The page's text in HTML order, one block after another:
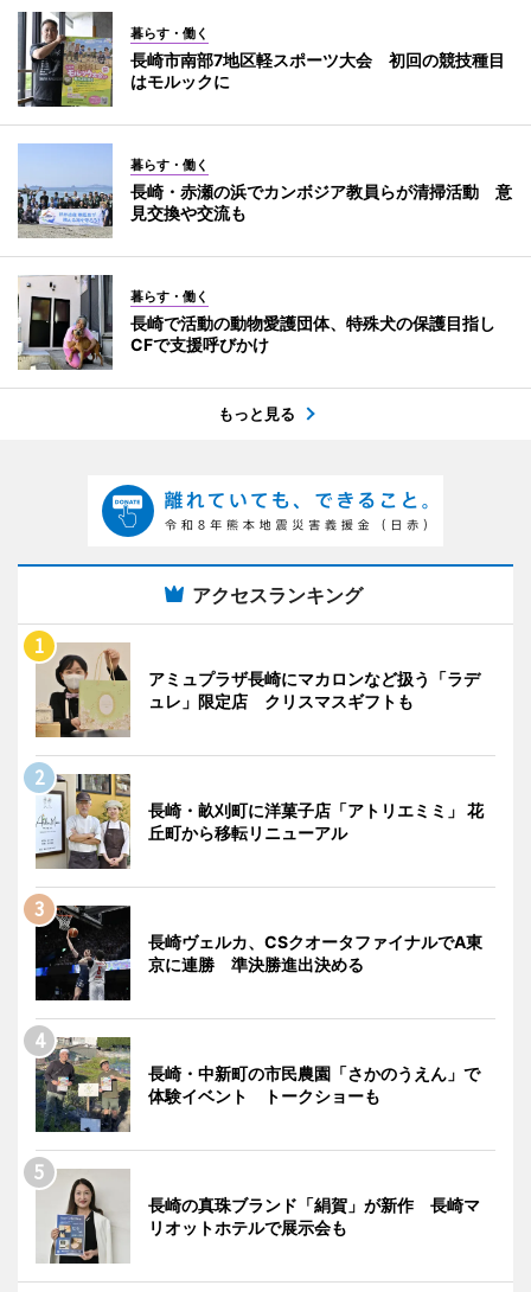
暮らす・働く
長崎市南部7地区軽スポーツ大会 初回の競技種目
はモルックに
暮らす・働く
長崎・赤瀬の浜でカンボジア教員らが清掃活動 意
見交換や交流も
暮らす・働く
長崎で活動の動物愛護団体、特殊犬の保護目指し
CFで支援呼びかけ
もっと見る
アクセスランキング
アミュプラザ長崎にマカロンなど扱う「ラデ
ュレ」限定店 クリスマスギフトも
長崎・畝刈町に洋菓子店「アトリエミミ」 花
丘町から移転リニューアル
長崎ヴェルカ、CSクオータファイナルでA東
京に連勝 準決勝進出決める
長崎・中新町の市民農園「さかのうえん」で
体験イベント トークショーも
長崎の真珠ブランド「絹賀」が新作 長崎マ
リオットホテルで展示会も